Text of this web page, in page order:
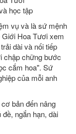
học tập
vụ và là sứ mệnh
Hoa Tươi xem
dài và nối tiếp
chập chững bước
cắm hoa". Sứ
của mỗi anh
bản đến nâng
ngắn hạn, dài